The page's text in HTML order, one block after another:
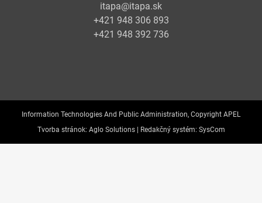
itapa@itapa.sk
+421 948 306 893
+421 948 392 736
Information Technologies And Public Administration, Copyright APEL
Tvorba stránok: Aglo Solutions | Redakčný systém: SysCom